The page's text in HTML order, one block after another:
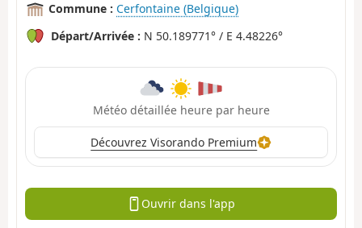
Commune : Cerfontaine (Belgique)
Départ/Arrivée : N 50.189771° / E 4.48226°
Météo détaillée heure par heure
Découvrez Visorando Premium
Ouvrir dans l'app